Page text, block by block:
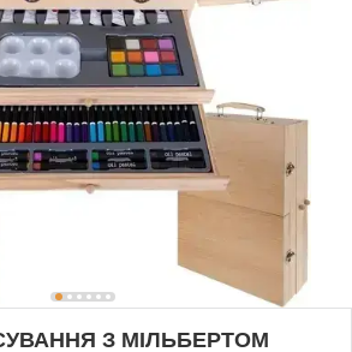
З МІЛЬБЕРТОМ